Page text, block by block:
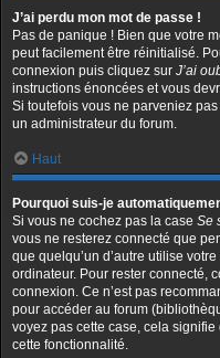
J’ai perdu mon mot de passe !
Pas de panique ! Bien que votre
peut facilement être réinitialisé.
connexion puis cliquez sur J’ai
instructions énoncées et vous
Si toutefois vous ne parveniez
un administrateur du forum.
Haut
Pourquoi suis-je
Si vous ne cochez pas la case Se
vous ne resterez connecté que
que quelqu’un d’autre utilise
ordinateur. Pour rester connecté,
connexion. Ce n’est pas
pour accéder au forum
voyez pas cette case, cela
cette fonctionnalité.